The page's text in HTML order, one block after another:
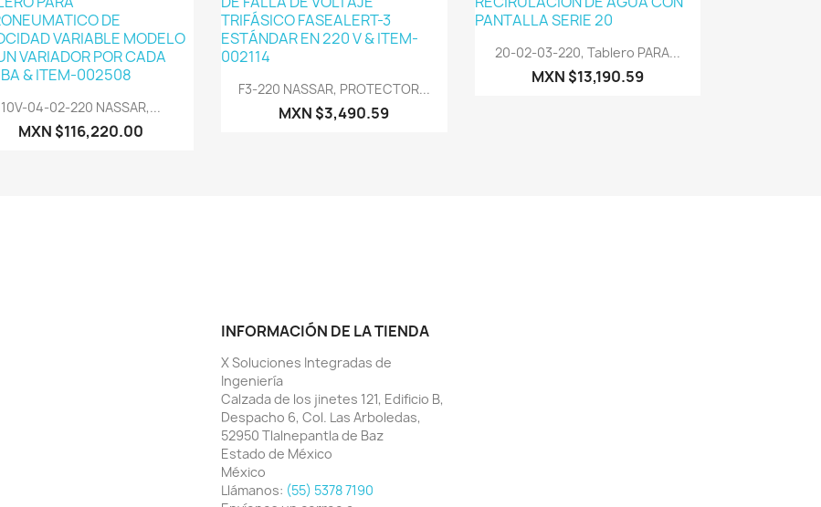
Vista rápida
10V-04-02-220 NASSAR,...
MXN $116,220.00
Vista rápida
F3-220 NASSAR, PROTECTOR...
MXN $3,490.59
Vista rápida
20-02-03-220, Tablero PARA...
MXN $13,190.59
INFORMACIÓN DE LA TIENDA
X Soluciones Integradas de
Ingeniería
Calzada de los jinetes 121, Edificio B,
Despacho 6, Col. Las Arboledas,
52950 Tlalnepantla de Baz
Estado de México
México
Llámanos: (55) 5378 7190